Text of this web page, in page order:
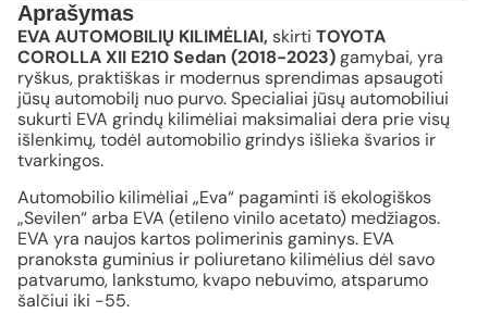
Aprašymas
EVA AUTOMOBILIŲ KILIMĖLIAI, skirti TOYOTA
COROLLA XII E210 Sedan (2018-2023)gamybai, yra
ryškus, praktiškas ir modernus sprendimas apsaugoti
jūsų automobilį nuo purvo. Specialiai jūsų automobiliui
sukurti EVA grindų kilimėliai maksimaliai dera prie visų
išlenkimų, todėl automobilio grindys išlieka švarios ir
tvarkingos.
Automobilio kilimėliai „Eva“ pagaminti iš ekologiškos
„Sevilen“ arba EVA (etileno vinilo acetato) medžiagos.
EVA yra naujos kartos polimerinis gaminys. EVA
pranoksta guminius ir poliuretano kilimėlius dėl savo
patvarumo, lankstumo, kvapo nebuvimo, atsparumo
šalčiui iki -55.